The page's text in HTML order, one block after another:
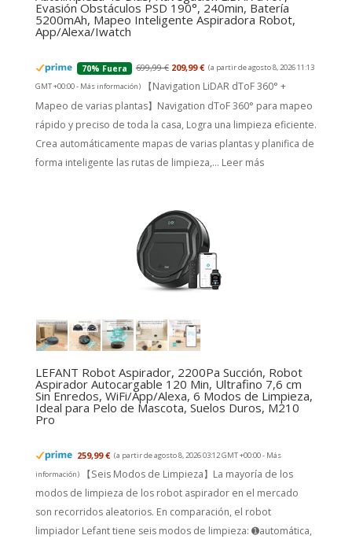
Evasión Obstáculos PSD 190°, 240min, Batería
5200mAh, Mapeo Inteligente Aspiradora Robot,
App/Alexa/Iwatch
70% Fuera 699,99 € 209,99 € (a partir de agosto 8, 2026 11:13
GMT +00:00 - Más información)
【Navigation LiDAR dToF 360° +
Mapeo de varias plantas】Navigation dToF 360° para mapeo
rápido y preciso de toda la casa, Logra una limpieza eficiente.
Crea automáticamente mapas de varias plantas y planifica de
forma inteligente las rutas de limpieza,... Leer más
LEFANT Robot Aspirador, 2200Pa Succión, Robot
Aspirador Autocargable 120 Min, Ultrafino 7,6 cm
Sin Enredos, WiFi/App/Alexa, 6 Modos de Limpieza,
Ideal para Pelo de Mascota, Suelos Duros, M210
Pro
259,99 € (a partir de agosto 8, 2026 03:12 GMT +00:00 - Más
información)
【Seis Modos de Limpieza】La mayoría de los
modos de limpieza de los robot aspirador en el mercado
son recorridos aleatorios. En comparación, el robot
limpiador Lefant tiene seis modos de limpieza: ➊automática,